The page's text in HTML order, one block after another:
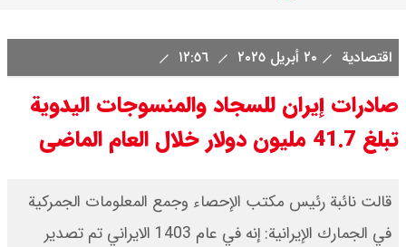
اقتصادية ٢٠ أبريل ٢٠٢٥
صادرات إیران للسجاد والمنسوجات الیدویة
تبلغ 41.7 ملیون دولار خلال العام الماضی
قالت نائبة رئيس مكتب الإحصاء وجمع المعلومات الجمركية
في الجمارك الإيرانية: إنه في عام 1403 الايراني تم تصدير